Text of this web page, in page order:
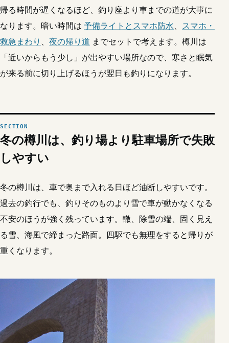
帰る時間が遅くなるほど、釣り座より車までの道が大事に
なります。暗い時間は 予備ライトとスマホ防水、 スマホ・
救急まわり 、 夜の帰り道 までセットで考えます。樽川は
「近いからもう少し」が出やすい場所なので、寒さと眠気
が来る前に切り上げるほうが翌日も釣りになります。
冬の樽川は、釣り場より駐車場所で失敗
しやすい
冬の樽川は、車で奥まで入れる日ほど油断しやすいです。
過去の釣行でも、釣りそのものより雪で車が動かなくなる
不安のほうが強く残っています。轍、除雪の端、固く見え
る雪、海風で締まった路面。四駆でも無理をすると帰りが
重くなります。